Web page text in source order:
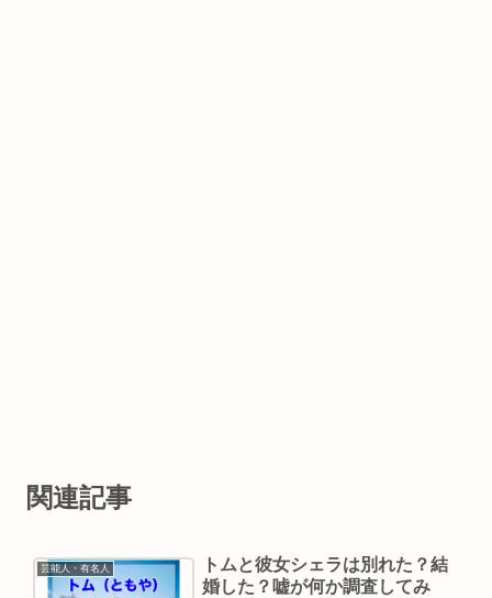
関連記事
芸能人・有名人
トムと彼女シェラは別れた？結
婚した？嘘が何か調査してみ